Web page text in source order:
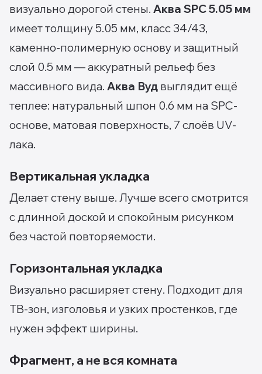
визуально дорогой стены. Аква SPC 5.05 мм
имеет толщину 5.05 мм, класс 34/43,
каменно-полимерную основу и защитный
слой 0.5 мм — аккуратный рельеф без
массивного вида. Аква Вуд выглядит ещё
теплее: натуральный шпон 0.6 мм на SPC-
основе, матовая поверхность, 7 слоёв UV-
лака.
Вертикальная укладка
Делает стену выше. Лучше всего смотрится
с длинной доской и спокойным рисунком
без частой повторяемости.
Горизонтальная укладка
Визуально расширяет стену. Подходит для
ТВ-зон, изголовья и узких простенков, где
нужен эффект ширины.
Фрагмент, а не вся комната